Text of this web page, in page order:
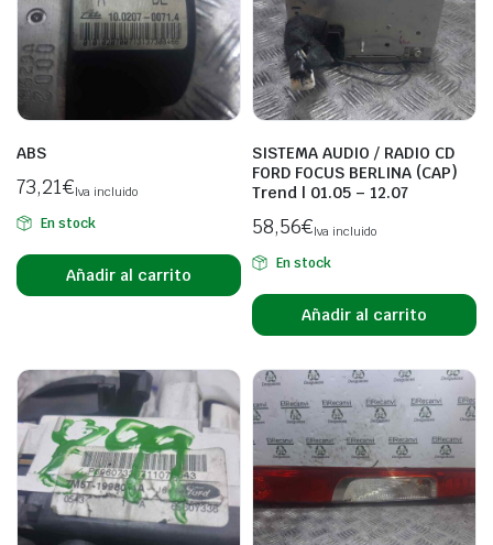
ABS
73,21€Iva incluido
En stock
Añadir al carrito
SISTEMA AUDIO / RADIO CD
FORD FOCUS BERLINA (CAP)
Trend | 01.05 – 12.07
58,56€Iva incluido
En stock
Añadir al carrito